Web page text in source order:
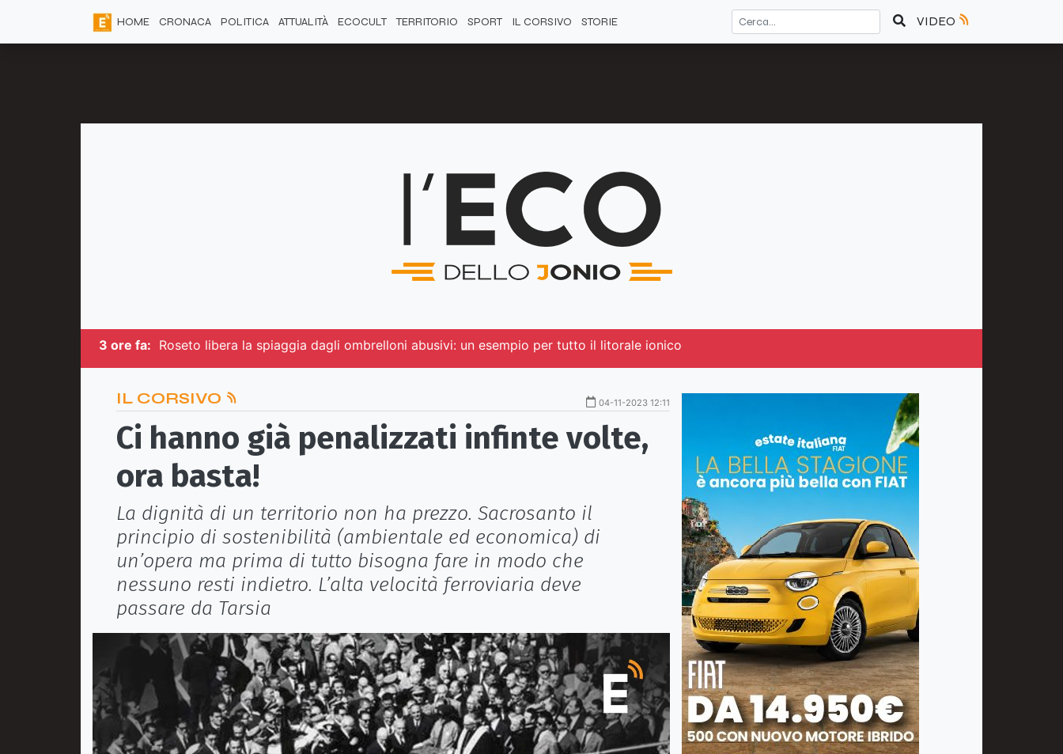
HOME CRONACA POLITICA ATTUALITÀ ECOCULT TERRITORIO SPORT IL CORSIVO STORIE VIDEO
3 ore fa: Roseto libera la spiaggia dagli ombrelloni abusivi: un esempio per tutto il litorale ionico
IL CORSIVO 04-11-2023 12:11
Ci hanno già penalizzati infinte volte,
ora basta!
La dignità di un territorio non ha prezzo. Sacrosanto il
principio di sostenibilità (ambientale ed economica) di
un’opera ma prima di tutto bisogna fare in modo che
nessuno resti indietro. L’alta velocità ferroviaria deve
passare da Tarsia